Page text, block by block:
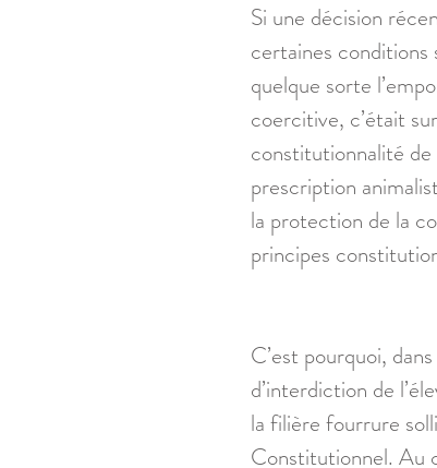
Si une décision
certaines conditions
quelque sorte
coercitive, c’était
constitutionnalité
prescription
la protection de la
principes
C’est pourquoi,
d’interdiction de
la filière fourrure
Constitutionnel. Au